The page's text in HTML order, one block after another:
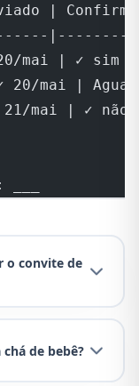
|
mai | ✓ sim
20/mai |
21/mai | ✓
___
o convite de
de bebê?